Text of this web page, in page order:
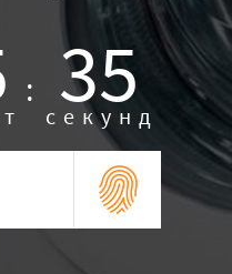
: 34
секунд